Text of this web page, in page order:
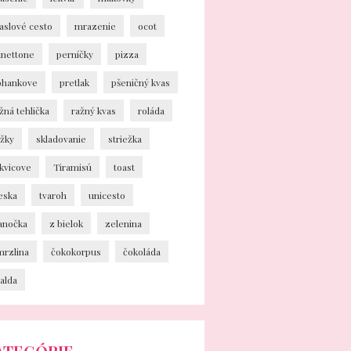
cesto mrazenie ocot
perníčky pizza
pretlak pšeničný kvas
tehlička ražný kvas roláda
skladovanie striežka
Tiramisú toast
tvaroh unicesto
z bielok zelenina
čokokorpus čokoláda